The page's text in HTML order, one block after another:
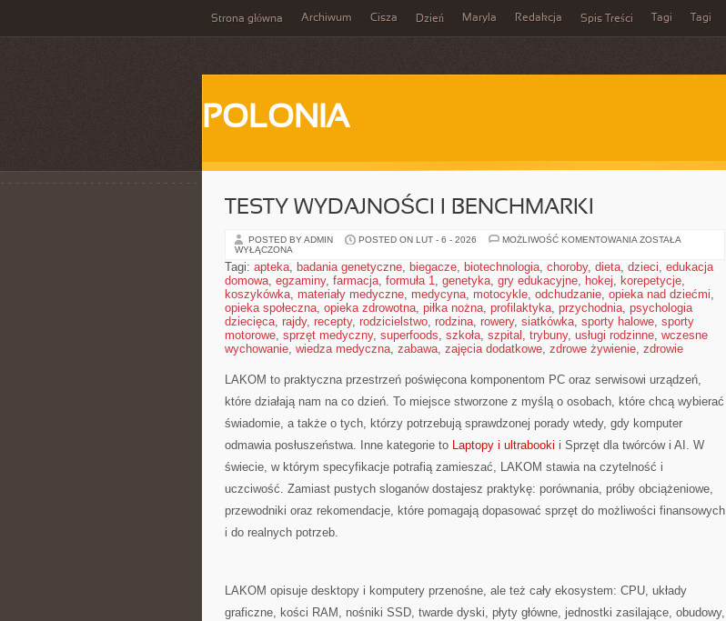
Strona główna Archiwum Cisza Dzień Maryla Redakcja Spis Treści Tagi Tagi
POLONIA
TESTY WYDAJNOŚCI I BENCHMARKI
POSTED BY ADMIN POSTED ON LUT - 6 - 2026 MOŻLIWOŚĆ KOMENTOWANIA TESTY
BENCHMARKI
ZOSTAŁA
WYŁĄCZONA
Tagi: apteka, badania genetyczne, biegacze, biotechnologia, choroby, dieta, dzieci, edukacja
domowa, egzaminy, farmacja, formuła 1, genetyka, gry edukacyjne, hokej, korepetycje,
koszykówka, materiały medyczne, medycyna, motocykle, odchudzanie, opieka nad dziećmi,
opieka społeczna, opieka zdrowotna, piłka nożna, profilaktyka, przychodnia, psychologia
dziecięca, rajdy, recepty, rodzicielstwo, rodzina, rowery, siatkówka, sporty halowe, sporty
motorowe, sprzęt medyczny, superfoods, szkoła, szpital , trybuny, usługi rodzinne, wczesne
wychowanie, wiedza medyczna, zabawa, zajęcia dodatkowe, zdrowe żywienie, zdrowie
LAKOM to praktyczna przestrzeń poświęcona komponentom PC oraz serwisowi urządzeń,
które działają nam na co dzień. To miejsce stworzone z myślą o osobach, które chcą wybierać
świadomie, a także o tych, którzy potrzebują sprawdzonej porady wtedy, gdy komputer
odmawia posłuszeństwa. Inne kategorie to Laptopy i ultrabooki i Sprzęt dla twórców i AI. W
świecie, w którym specyfikacje potrafią zamieszać, LAKOM stawia na czytelność i
uczciwość. Zamiast pustych sloganów dostajesz praktykę: porównania, próby obciążeniowe,
przewodniki oraz rekomendacje, które pomagają dopasować sprzęt do możliwości finansowych
i do realnych potrzeb.
LAKOM opisuje desktopy i komputery przenośne, ale też cały ekosystem: CPU, układy
graficzne, kości RAM, nośniki SSD, twarde dyski, płyty główne, jednostki zasilające, obudowy,